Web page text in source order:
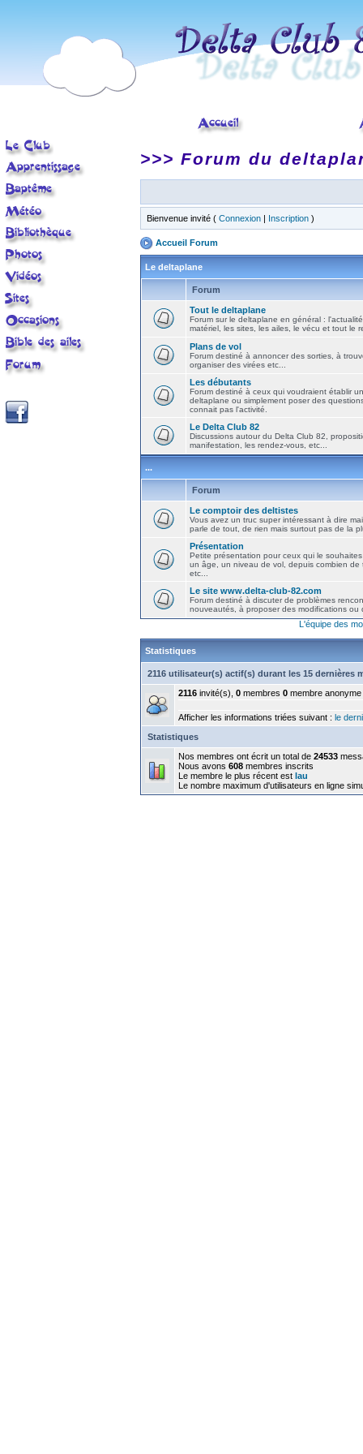
>>> Forum du
Bienvenue invité ( Connexion | Inscription )
Accueil Forum
Le deltaplane
Forum
Tout le deltaplane
Forum sur le deltaplane en général :
matériel, les sites, les ailes, le vécu et tout le
Plans de vol
Forum destiné à annoncer des sorties, à
organiser des virées etc...
Les débutants
Forum destiné à ceux qui voudraient établir
deltaplane ou simplement poser des
connait pas l'activité.
Le Delta Club 82
Discussions autour du Delta Club 82,
manifestation, les rendez-vous, etc...
...
Forum
Le comptoir des deltistes
Vous avez un truc super intéressant à dire
parle de tout, de rien mais surtout pas de la
Présentation
Petite présentation pour ceux qui le
un âge, un niveau de vol, depuis combien de
etc...
Le site www.delta-club-82.com
Forum destiné à discuter de problèmes
nouveautés, à proposer des modifications ou
L'équipe des
Statistiques
2116 utilisateur(s) actif(s) durant les 15 dernières
2116 invité(s), 0 membres 0 membre anonyme
Afficher les informations triées suivant : le
Statistiques
Nos membres ont écrit un total de 24533
Nous avons 608 membres inscrits
Le membre le plus récent est lau
Le nombre maximum d'utilisateurs en ligne